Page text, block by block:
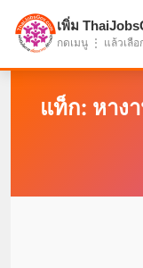
แบ่งปันโอกาส
แท็ก: หาง
เพิ่ม
กดเมนู ⋮ แล้วเลือ